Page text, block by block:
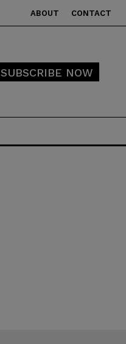
ABOUT CONTACT
SUBSCRIBE NOW